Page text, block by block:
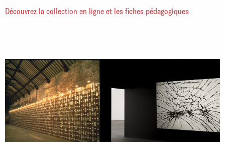
Découvrez la collection en ligne et les fiches pédagogiques